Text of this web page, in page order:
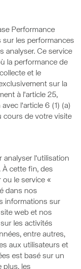
Performance
les performances
analyser. Ce service
la performance de
et le
sur la
à l'article 25,
l'article 6 (1) (a)
cours de votre visite
analyser l'utilisation
cette fin, des
le service «
dans nos
informations sur
web et nos
les activités
entre autres,
aux utilisateurs et
est basé sur un
plus, les